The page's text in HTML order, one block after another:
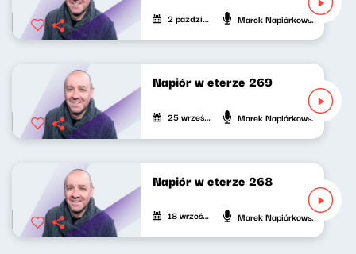
2 października 2025 Marek Napiórkowski
Napiór w eterze 269
25 września 2025 Marek Napiórkowski
Napiór w eterze 268
18 września 2025 Marek Napiórkowski